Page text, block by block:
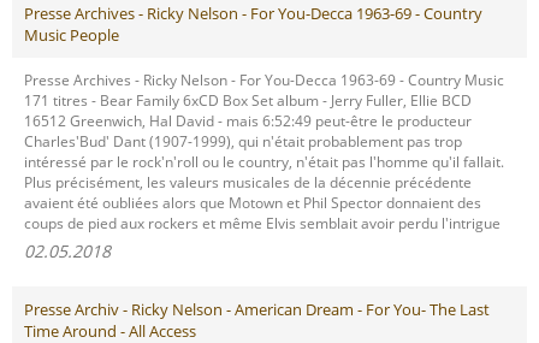
Presse Archives - Ricky Nelson - For You-Decca 1963-69 - Country
Music People
Presse Archives - Ricky Nelson - For You-Decca 1963-69 - Country Music
171 titres - Bear Family 6xCD Box Set album - Jerry Fuller, Ellie BCD
16512 Greenwich, Hal David - mais 6:52:49 peut-être le producteur
Charles'Bud' Dant (1907-1999), qui n'était probablement pas trop
intéressé par le rock'n'roll ou le country, n'était pas l'homme qu'il fallait.
Plus précisément, les valeurs musicales de la décennie précédente
avaient été oubliées alors que Motown et Phil Spector donnaient des
coups de pied aux rockers et même Elvis semblait avoir perdu l'intrigue
02.05.2018
Presse Archiv - Ricky Nelson - American Dream - For You- The Last
Time Around - All Access